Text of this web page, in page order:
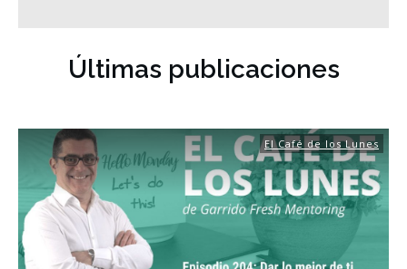
Últimas publicaciones
El Café de los Lunes